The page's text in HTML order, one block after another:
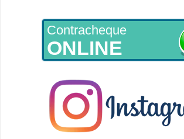
Contracheque
ONLINE